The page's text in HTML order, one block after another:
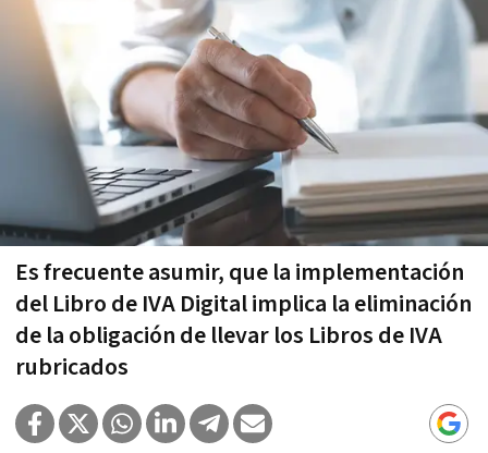
Es frecuente asumir, que la implementación
del Libro de IVA Digital implica la eliminación
de la obligación de llevar los Libros de IVA
rubricados